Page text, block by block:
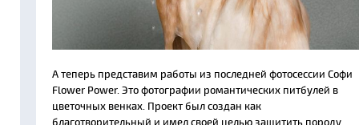
А теперь представим работы из последней фотосессии Софи
Flower Power. Это фотографии романтических питбулей в
цветочных венках. Проект был создан как
благотворительный и имел своей целью защитить породу,